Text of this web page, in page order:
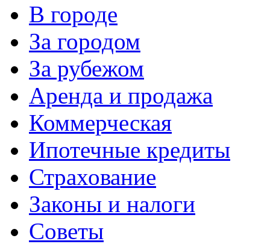
В городе
За городом
За рубежом
Аренда и продажа
Коммерческая
Ипотечные кредиты
Страхование
Законы и налоги
Советы